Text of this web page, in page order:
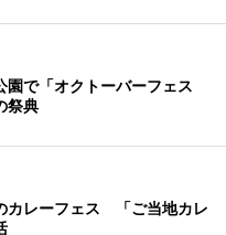
園で「オクトーバーフェス
祭典
カレーフェス 「ご当地カレ